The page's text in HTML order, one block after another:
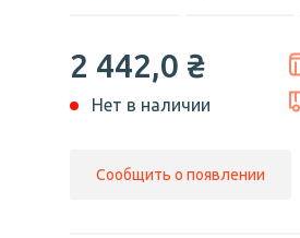
2 442,0 ₴
Нет в наличии
Сообщить о появлении